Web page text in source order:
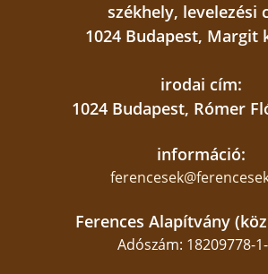
székhely, levelezési
1024 Budapest, Margit
irodai cím:
1024 Budapest, Rómer
információ:
Ferences Alapítvány
Adószám: 18209778-